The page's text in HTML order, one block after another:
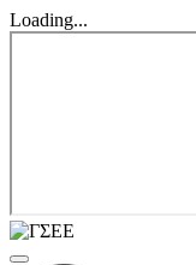
Loading...